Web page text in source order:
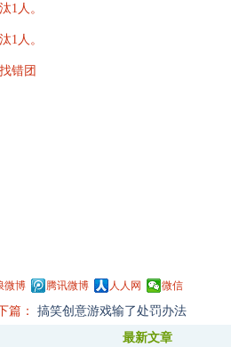
1人。
1人。
错团
微博 腾讯微博 人人网 微信
篇： 搞笑创意游戏输了处罚办法
最新文章